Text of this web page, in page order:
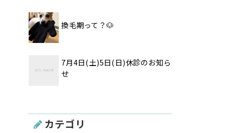
換毛期って？🐶
7月4日(土)5日(日)休診のお知ら
せ
カテゴリ